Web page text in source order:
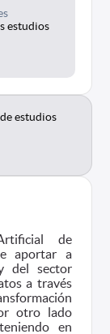
estudios
estudios
de
aportar a
del sector
a través
otro lado
en